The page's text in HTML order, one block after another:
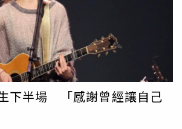
。（圖／何樂音樂提供 ）5人在〈愛你
愛情快遞員，共同搭乘一台小貨車出發
大夥們得全擠在小空間裡拍攝，是否有
玩笑回應：「我們今天算是有一起車震
示為了拍攝角度，整場得靠著腰力，
體；士捷則災難連連，繼上回拍攝冰球
次又在要跑上麵包車時，頭撞到車
所幸冰敷無大礙，被團員笑稱是「另類
「愛的禮物」，5人坦言常會收到粉絲
下半場 「感謝曾經讓自己